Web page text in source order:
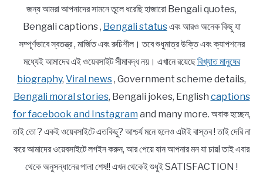
জন্য আমরা আপনাদের সামনে তুলে ধরেছি হাজারো Bengali quotes,
Bengali captions , Bengali statusএবং আরও অনেক কিছু যা
সম্পূর্ণভাবে স্বতন্ত্র , মার্জিত এবং রুচিশীল। তবে শুধুমাত্র উক্তি এবং ক্যাপশনের
মধ্যেই আমাদের এই ওয়েবসাইট সীমাবদ্ধ নয়। এখানে রয়েছেবিখ্যাত মানুষের
biography, Viral news, Government scheme details,
Bengali moral stories, Bengali jokes, English captions
for facebook and Instagram and many more. অবাক হচ্ছেন,
তাই তো ? একই ওয়েবসাইটে এতকিছু? আশ্চর্য মনে হলেও এটাই বাস্তব ! তাই দেরি না
করে আমাদের ওয়েবসাইটে লগইন করুন, আর পেয়ে যান আপনার মন যা চায়! তাই এবার
থেকে অনুসন্ধানের পালা শেষ!! এখন থেকেই শুধুই SATISFACTION !